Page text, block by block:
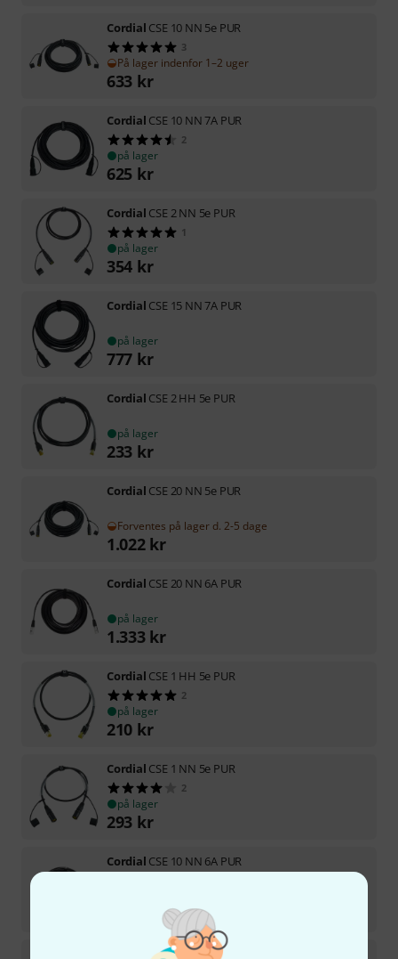
Cordial CSE 10 NN 5e PUR
3
På lager indenfor 1–2 uger
633 kr
Cordial CSE 10 NN 7A PUR
2
på lager
625 kr
Cordial CSE 2 NN 5e PUR
1
på lager
354 kr
Cordial CSE 15 NN 7A PUR
på lager
777 kr
Cordial CSE 2 HH 5e PUR
på lager
233 kr
Cordial CSE 20 NN 5e PUR
Forventes på lager d. 2-5 dage
1.022 kr
Cordial CSE 20 NN 6A PUR
på lager
1.333 kr
Cordial CSE 1 HH 5e PUR
2
på lager
210 kr
Cordial CSE 1 NN 5e PUR
2
på lager
293 kr
Cordial CSE 10 NN 6A PUR
CSE 20 NN 7A PUR